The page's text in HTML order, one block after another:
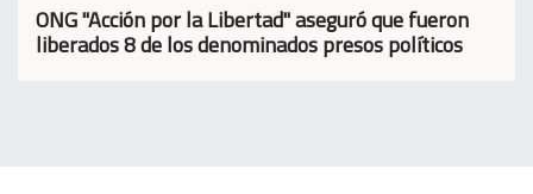
ONG "Acción por la Libertad" aseguró que fueron
liberados 8 de los denominados presos políticos